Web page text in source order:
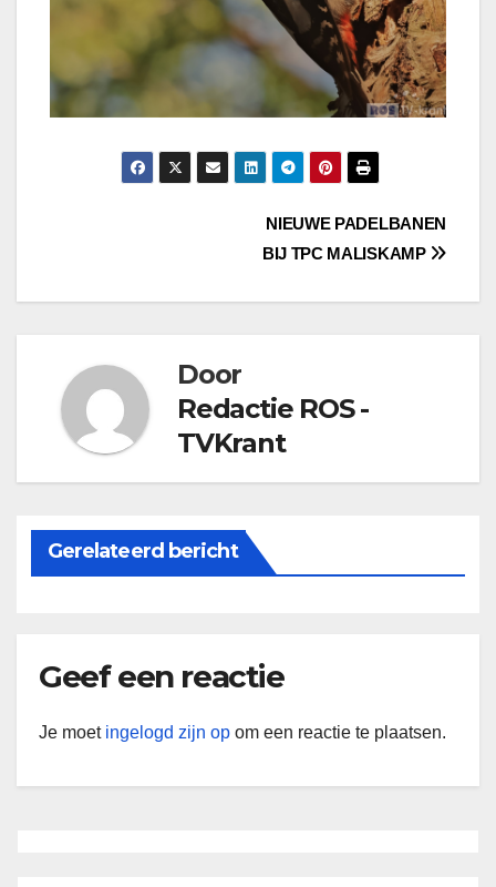
NIEUWE PADELBANEN
BIJ TPC MALISKAMP
Door
Redactie ROS -
TVKrant
Gerelateerd bericht
Geef een reactie
Je moet ingelogd zijn op om een reactie te plaatsen.